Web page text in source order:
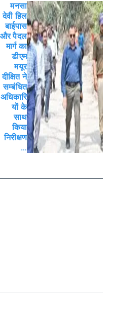
मनसा
देवी हिल
बाईपास
और पैदल
मार्ग का
डीएम
मयूर
दीक्षित ने
सम्बंधित
अधिकारि
यों के
साथ
किया
निरीक्षण
…